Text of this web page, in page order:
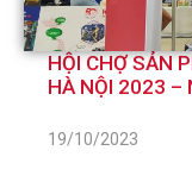
HỘI CHỢ SẢN
HÀ NỘI 2023 –
19/10/2023